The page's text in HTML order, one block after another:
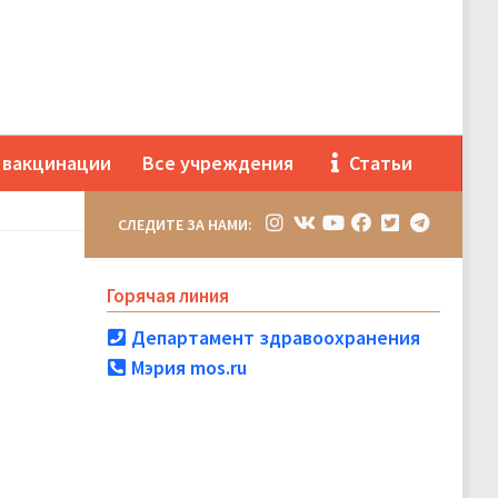
вакцинации Все учреждения Статьи
СЛЕДИТЕ ЗА НАМИ:
Горячая линия
Департамент здравоохранения
Мэрия mos.ru